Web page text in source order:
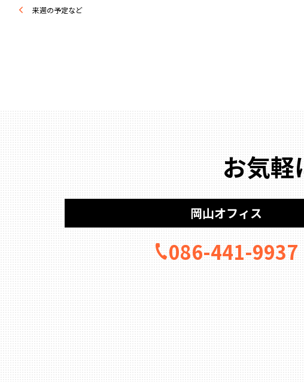
来週の予定など
お気軽
岡山オフィス
086-441-9937